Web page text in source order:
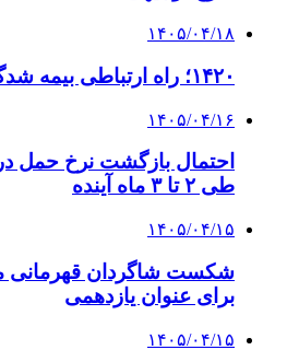
۱۴۰۵/۰۴/۱۸
۱۴۲۰؛ راه ارتباطی بیمه شدگان تأمین‌اجتماعی
۱۴۰۵/۰۴/۱۶
احتمال بازگشت نرخ حمل
طی ۲ تا ۳ ماه آینده
۱۴۰۵/۰۴/۱۵
شکست شاگردان قهرمانی
برای عنوان یازدهمی
۱۴۰۵/۰۴/۱۵